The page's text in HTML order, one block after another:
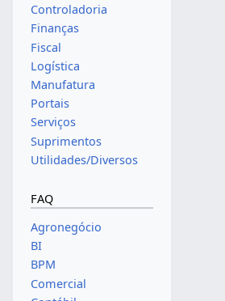
Controladoria
Finanças
Fiscal
Logística
Manufatura
Portais
Serviços
Suprimentos
Utilidades/Diversos
FAQ
Agronegócio
BI
BPM
Comercial